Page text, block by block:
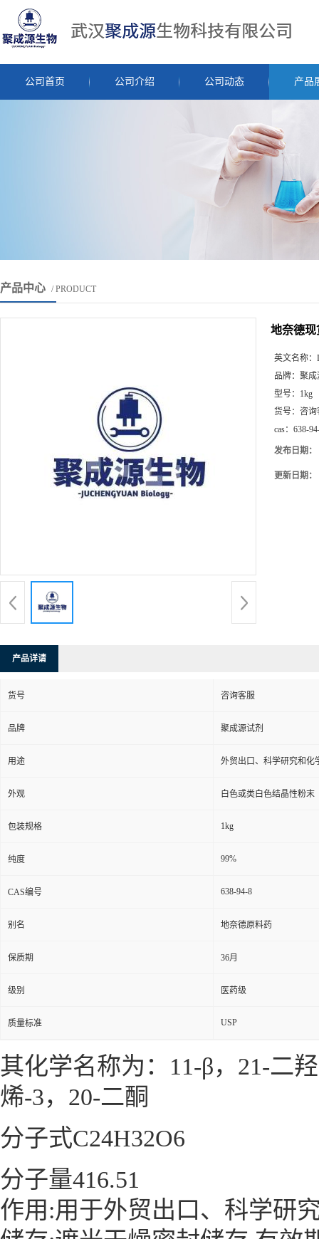
公司首页 公司介绍 公司动态 产品
产品中心 / PRODUCT
地奈德现
英文名称：
品牌： 聚成
型号： 1kg
货号： 咨询
cas： 638-
发布日期：
更新日期：
产品详请
货号 咨询客服
品牌 聚成源试剂
用途 外贸出口、科学研究和化
外观 白色或类白色结晶性粉末
包装规格 1kg
纯度 99%
CAS编号 638-94-8
别名 地奈德原料药
保质期 36月
级别 医药级
质量标准 USP
其化学名称为：11-β，21-二
烯-3，20-二酮
分子式C24H32O6
分子量416.51
作用:用于外贸出口、科学研